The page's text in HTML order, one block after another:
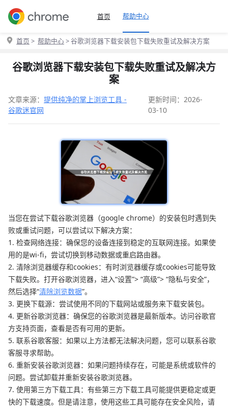
首页 帮助中心
首页 > 帮助中心> 谷歌浏览器下载安装包下载失败重试及解决方案
谷歌浏览器下载安装包下载失败重试及解决方
案
文章来源： 提供纯净的掌上浏览工具 -
谷歌迷官网
更新时间：2026-
03-10
当您在尝试下载谷歌浏览器（google chrome）的安装包时遇到失
败或重试问题，可以尝试以下解决方案：
1. 检查网络连接：确保您的设备连接到稳定的互联网连接。如果使
用的是wi-fi，尝试切换到移动数据或重启路由器。
2. 清除浏览器缓存和cookies：有时浏览器缓存或cookies可能导致
下载失败。打开谷歌浏览器，进入“设置”> “高级”> “隐私与安全”，
然后选择“清除浏览数据”。
3. 更换下载源：尝试使用不同的下载网站或服务来下载安装包。
4. 更新谷歌浏览器：确保您的谷歌浏览器是最新版本。访问谷歌官
方支持页面，查看是否有可用的更新。
5. 联系谷歌客服：如果以上方法都无法解决问题，您可以联系谷歌
客服寻求帮助。
6. 重新安装谷歌浏览器：如果问题持续存在，可能是系统或软件的
问题。尝试卸载并重新安装谷歌浏览器。
7. 使用第三方下载工具：有些第三方下载工具可能提供更稳定或更
快的下载速度。但是请注意，使用这些工具可能存在安全风险，请